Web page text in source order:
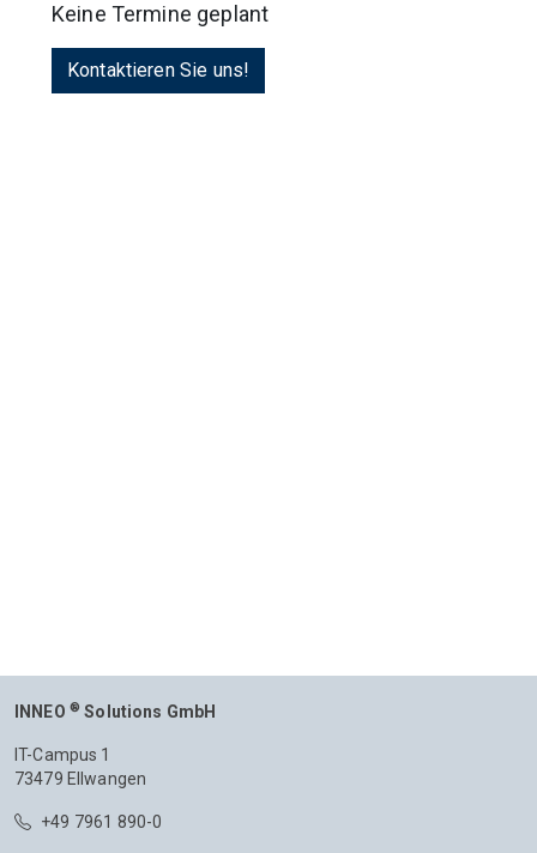
Keine Termine geplant
Kontaktieren Sie uns!
INNEO ® Solutions GmbH
IT-Campus 1
73479 Ellwangen
+49 7961 890-0